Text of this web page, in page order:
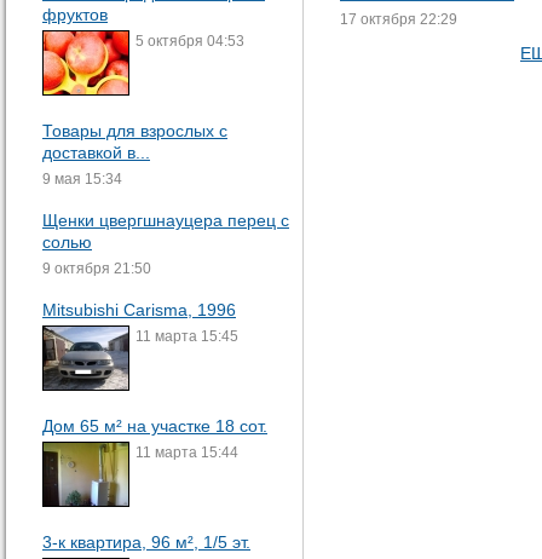
фруктов
5 октября 04:53
Товары для взрослых с
доставкой в...
9 мая 15:34
Щенки цвергшнауцера перец с
солью
9 октября 21:50
Mitsubishi Carisma, 1996
11 марта 15:45
Дом 65 м² на участке 18 сот.
11 марта 15:44
3-к квартира, 96 м², 1/5 эт.
17 октября 22:29